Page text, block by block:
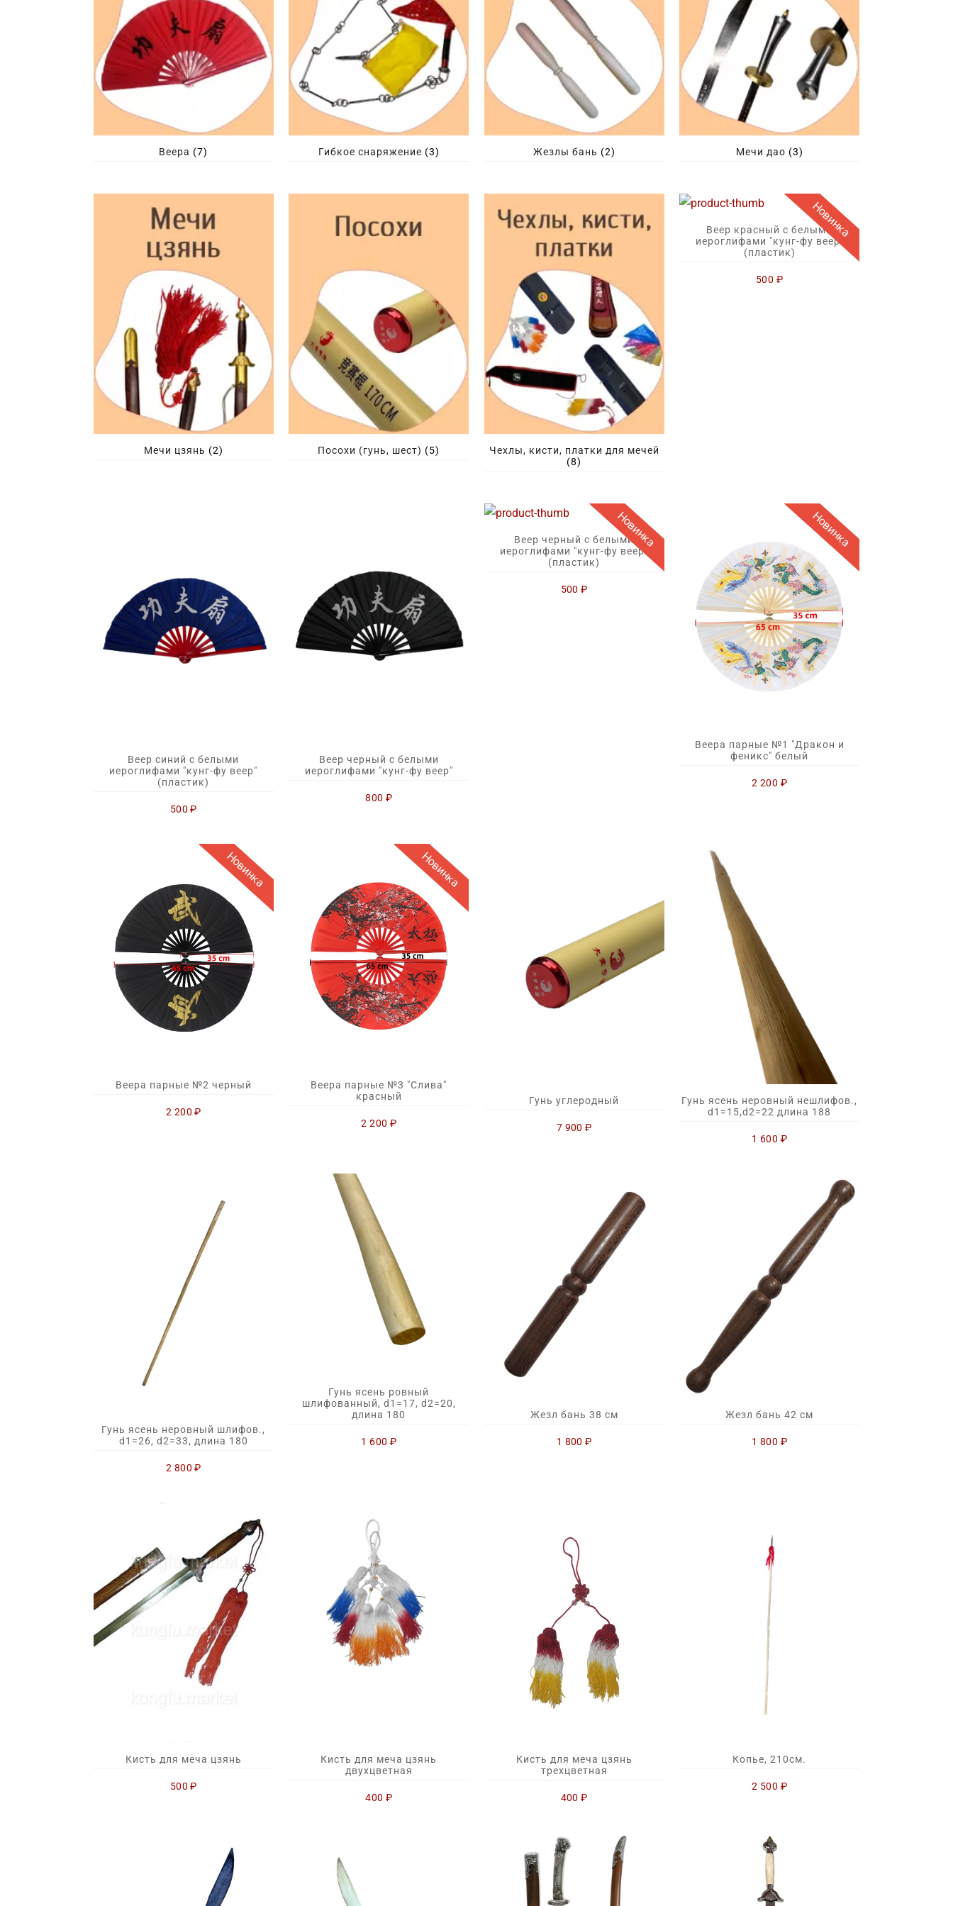
Веера (7) Гибкое снаряжение (3) Жезлы бань (2) Мечи дао (3)
Мечи цзянь (2) Посохи (гунь, шест) (5)
Чехлы, кисти, платки для мечей
(8)
Новинка
Веер красный с белыми
иероглифами "кунг-фу веер"
(пластик)
500 ₽
Веер синий с белыми
иероглифами "кунг-фу веер"
(пластик)
500₽
Веер черный с белыми
иероглифами "кунг-фу веер"
800 ₽
Новинка
Веер черный с белыми
иероглифами "кунг-фу веер"
(пластик)
500₽
Новинка
Веера парные №1 "Дракон и
феникс" белый
2 200 ₽
Новинка
Веера парные №2 черный
2 200₽
Новинка
Веера парные №3 "Слива"
красный
2 200 ₽
Гунь углеродный
7 900₽
Гунь ясень неровный нешлифов.,
d1=15,d2=22 длина 188
1 600 ₽
Гунь ясень неровный шлифов.,
d1=26, d2=33, длина 180
2 800₽
Гунь ясень ровный
шлифованный, d1=17, d2=20,
длина 180
1 600 ₽
Жезл бань 38 см
1 800₽
Жезл бань 42 см
1 800 ₽
Кисть для меча цзянь
500₽
Кисть для меча цзянь
двухцветная
400 ₽
Кисть для меча цзянь
трехцветная
400₽
Копье, 210см.
2 500 ₽